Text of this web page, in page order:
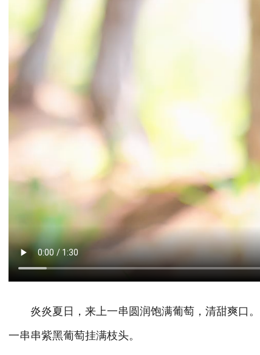
炎炎夏日，来上一串圆润饱满葡萄，清甜爽口。
一串串紫黑葡萄挂满枝头。